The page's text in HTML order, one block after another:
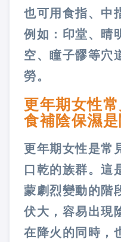
也可用食指、中
例如：印堂、晴
空、瞳子髎等穴
勞。
更年期女性
食補陰保濕
更年期女性是常
口乾的族群。這
蒙劇烈變動的階
伏大，容易出現
在降火的同時，